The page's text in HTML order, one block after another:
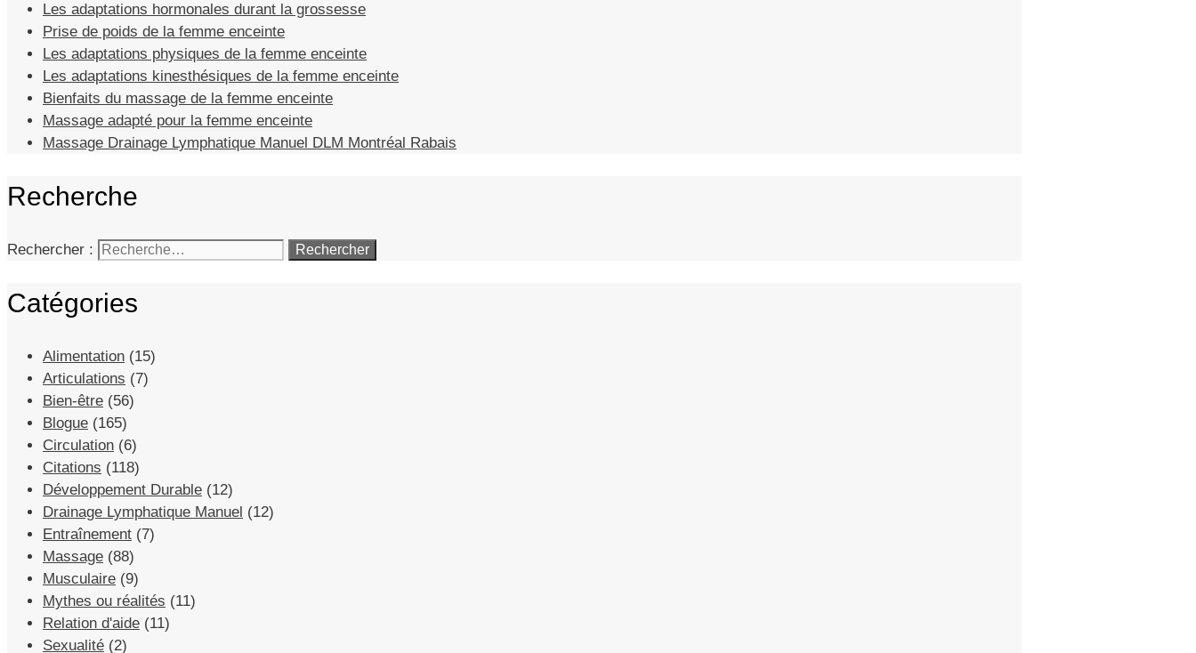
Les adaptations hormonales durant la grossesse
Prise de poids de la femme enceinte
Les adaptations physiques de la femme enceinte
Les adaptations kinesthésiques de la femme enceinte
Bienfaits du massage de la femme enceinte
Massage adapté pour la femme enceinte
Massage Drainage Lymphatique Manuel DLM Montréal Rabais
Recherche
Rechercher :
Catégories
Alimentation (15)
Articulations (7)
Bien-être (56)
Blogue (165)
Circulation (6)
Citations (118)
Développement Durable (12)
Drainage Lymphatique Manuel (12)
Entraînement (7)
Massage (88)
Musculaire (9)
Mythes ou réalités (11)
Relation d'aide (11)
Sexualité (2)